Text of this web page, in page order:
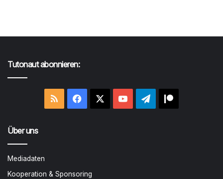
Tutonaut abonnieren:
RSS Facebook YouTubeTelegramPatreon
Über uns
Mediadaten
Kooperation & Sponsoring